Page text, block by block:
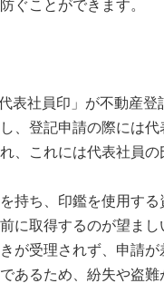
ぐことができます。
社員印」が不動産登
、登記申請の際には代
、これには代表社員
持ち、印鑑を使用する
に取得するのが望まし
受理されず、申請が
あるため、紛失や盗